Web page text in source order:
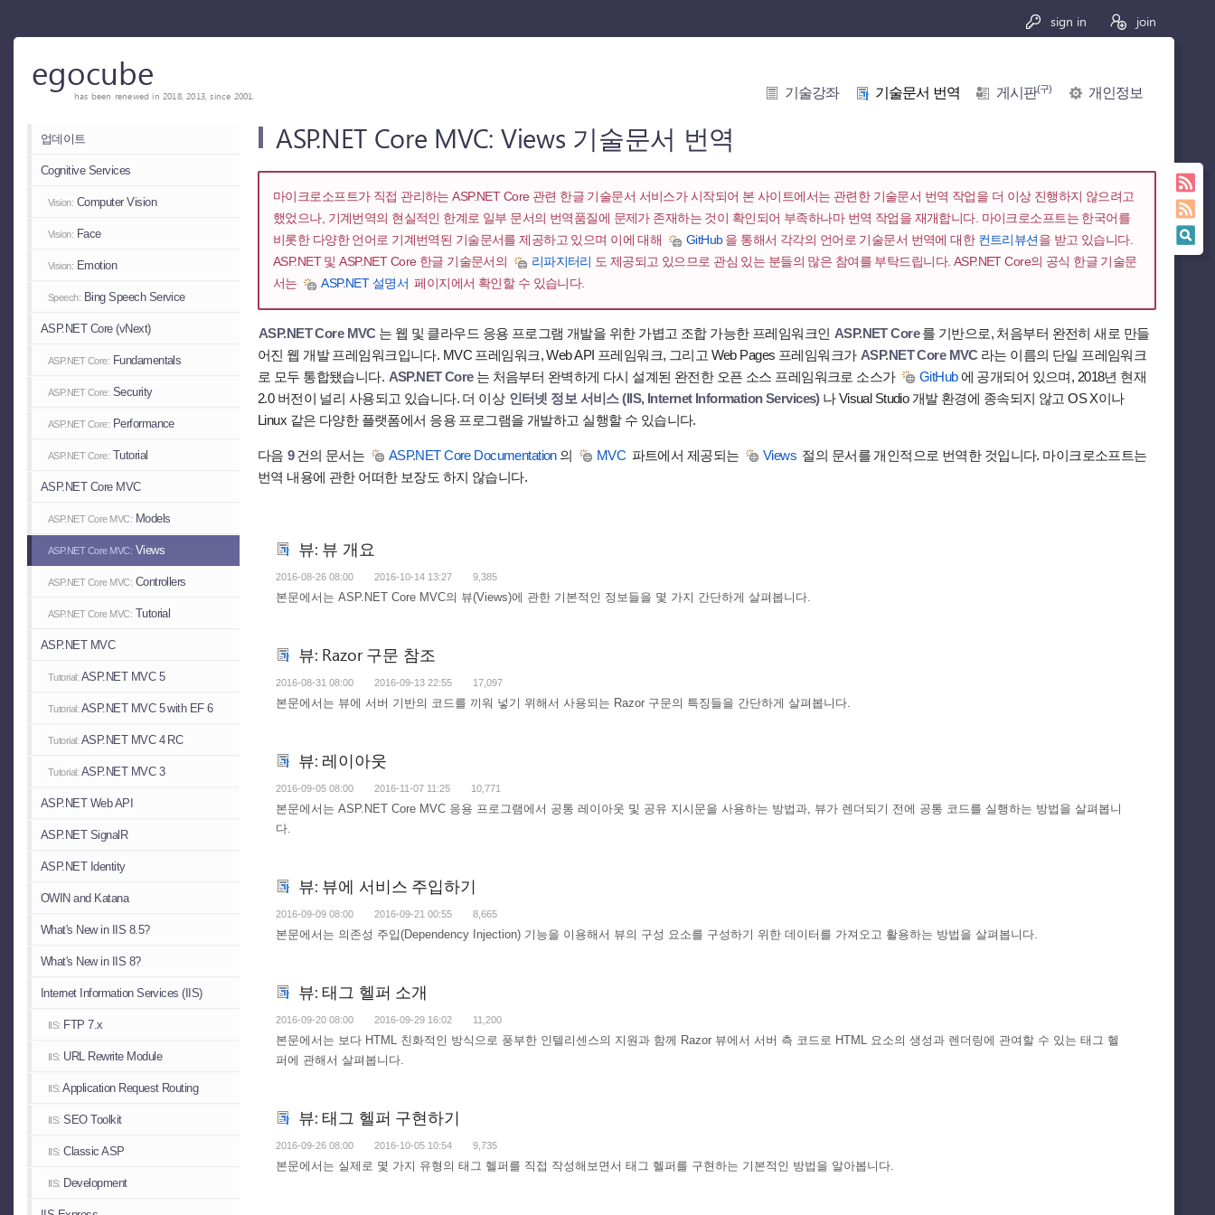
sign in join
egocube
has been renewed in 2018, 2013, since 2001. 기술강좌 기술문서 번역 게시판(구) 개인정보
업데이트
Cognitive Services
Vision: Computer Vision
Vision: Face
Vision: Emotion
Speech: Bing Speech Service
ASP.NET Core (vNext)
ASP.NET Core: Fundamentals
ASP.NET Core: Security
ASP.NET Core: Performance
ASP.NET Core: Tutorial
ASP.NET Core MVC
ASP.NET Core MVC: Models
ASP.NET Core MVC: Views
ASP.NET Core MVC: Controllers
ASP.NET Core MVC: Tutorial
ASP.NET MVC
Tutorial: ASP.NET MVC 5
Tutorial: ASP.NET MVC 5 with EF 6
Tutorial: ASP.NET MVC 4 RC
Tutorial: ASP.NET MVC 3
ASP.NET Web API
ASP.NET SignalR
ASP.NET Identity
OWIN and Katana
What's New in IIS 8.5?
What's New in IIS 8?
Internet Information Services (IIS)
IIS: FTP 7.x
IIS: URL Rewrite Module
IIS: Application Request Routing
IIS: SEO Toolkit
IIS: Classic ASP
IIS: Development
ASP.NET Core MVC: Views 기술문서 번역
마이크로소프트가 직접 관리하는 ASP.NET Core 관련 한글 기술문서 서비스가 시작되어 본 사이트에서는 관련한 기술문서 번역 작업을 더 이상 진행하지 않으려고
했었으나, 기계번역의 현실적인 한계로 일부 문서의 번역품질에 문제가 존재하는 것이 확인되어 부족하나마 번역 작업을 재개합니다. 마이크로소프트는 한국어를
비롯한 다양한 언어로 기계번역된 기술문서를 제공하고 있으며 이에 대해
GitHub 을 통해서 각각의 언어로 기술문서 번역에 대한 컨트리뷰션 을 받고 있습니다.
ASP.NET 및 ASP.NET Core 한글 기술문서의
리파지터리 도 제공되고 있으므로 관심 있는 분들의 많은 참여를 부탁드립니다. ASP.NET Core의 공식 한글 기술문
서는
ASP.NET 설명서 페이지에서 확인할 수 있습니다.
ASP.NET Core MVC 는 웹 및 클라우드 응용 프로그램 개발을 위한 가볍고 조합 가능한 프레임워크인 ASP.NET Core 를 기반으로, 처음부터 완전히 새로 만들
어진 웹 개발 프레임워크입니다. MVC 프레임워크, Web API 프레임워크, 그리고 Web Pages 프레임워크가 ASP.NET Core MVC 라는 이름의 단일 프레임워크
로 모두 통합됐습니다. ASP.NET Core 는 처음부터 완벽하게 다시 설계된 완전한 오픈 소스 프레임워크로 소스가 GitHub 에 공개되어 있으며, 2018년 현재
2.0 버전이 널리 사용되고 있습니다. 더 이상 인터넷 정보 서비스 (IIS, Internet Information Services) 나 Visual Studio 개발 환경에 종속되지 않고 OS X이나
Linux 같은 다양한 플랫폼에서 응용 프로그램을 개발하고 실행할 수 있습니다.
다음 9건의 문서는 ASP.NET Core Documentation 의 MVC 파트에서 제공되는 Views 절의 문서를 개인적으로 번역한 것입니다. 마이크로소프트는
번역 내용에 관한 어떠한 보장도 하지 않습니다.
뷰: 뷰 개요
2016-08-26 08:00 2016-10-14 13:27 9,385
본문에서는 ASP.NET Core MVC의 뷰(Views)에 관한 기본적인 정보들을 몇 가지 간단하게 살펴봅니다.
뷰: Razor 구문 참조
2016-08-31 08:00 2016-09-13 22:55 17,097
본문에서는 뷰에 서버 기반의 코드를 끼워 넣기 위해서 사용되는 Razor 구문의 특징들을 간단하게 살펴봅니다.
뷰: 레이아웃
2016-09-05 08:00 2016-11-07 11:25 10,771
본문에서는 ASP.NET Core MVC 응용 프로그램에서 공통 레이아웃 및 공유 지시문을 사용하는 방법과, 뷰가 렌더되기 전에 공통 코드를 실행하는 방법을 살펴봅니
다.
뷰: 뷰에 서비스 주입하기
2016-09-09 08:00 2016-09-21 00:55 8,665
본문에서는 의존성 주입(Dependency Injection) 기능을 이용해서 뷰의 구성 요소를 구성하기 위한 데이터를 가져오고 활용하는 방법을 살펴봅니다.
뷰: 태그 헬퍼 소개
2016-09-20 08:00 2016-09-29 16:02 11,200
본문에서는 보다 HTML 친화적인 방식으로 풍부한 인텔리센스의 지원과 함께 Razor 뷰에서 서버 측 코드로 HTML 요소의 생성과 렌더링에 관여할 수 있는 태그 헬
퍼에 관해서 살펴봅니다.
뷰: 태그 헬퍼 구현하기
2016-09-26 08:00 2016-10-05 10:54 9,735
본문에서는 실제로 몇 가지 유형의 태그 헬퍼를 직접 작성해보면서 태그 헬퍼를 구현하는 기본적인 방법을 알아봅니다.